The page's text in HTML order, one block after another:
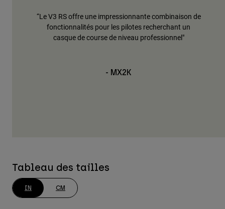
“Le V3 RS offre une impressionnante combinaison de
fonctionnalités pour les pilotes recherchant un
casque de course de niveau professionnel"
- MX2K
Tableau des tailles
IN CM